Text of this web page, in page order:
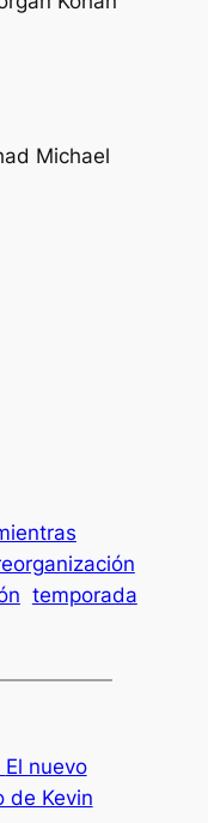
temporada
El nuevo
de Kevin